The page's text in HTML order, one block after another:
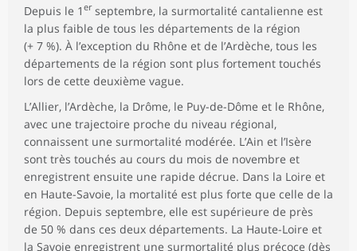
Depuis le 1 erseptembre, la surmortalité cantalienne est
la plus faible de tous les départements de la région
(+ 7 %). À l’exception du Rhône et de l’Ardèche, tous les
départements de la région sont plus fortement touchés
lors de cette deuxième vague.
L’Allier, l’Ardèche, la Drôme, le Puy-de-Dôme et le Rhône,
avec une trajectoire proche du niveau régional,
connaissent une surmortalité modérée. L’Ain et l’Isère
sont très touchés au cours du mois de novembre et
enregistrent ensuite une rapide décrue. Dans la Loire et
en Haute-Savoie, la mortalité est plus forte que celle de la
région. Depuis septembre, elle est supérieure de près
de 50 % dans ces deux départements. La Haute-Loire et
la Savoie enregistrent une surmortalité plus précoce (dès